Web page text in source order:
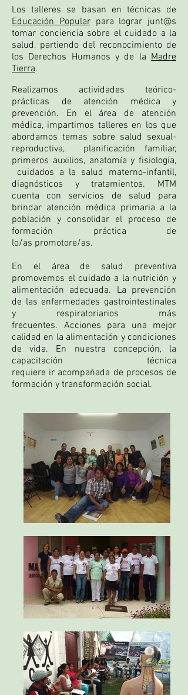
Los talleres se basan en técnicas de
Educación Popularpara lograr junt@s
tomar conciencia sobre el cuidado a la
salud, partiendo del reconocimiento de
los Derechos Humanos y de la Madre
Tierra.
Realizamos actividades teórico-
prácticas de atención médica y
prevención. En el área de atención
médica, impartimos talleres en los que
abordamos temas sobre salud sexual-
reproductiva, planificación familiar,
primeros auxilios, anatomía y fisiología,
cuidados a la salud materno-infantil,
diagnósticos y tratamientos. MTM
cuenta con servicios de salud para
brindar atención médica primaria a la
población y consolidar el proceso de
formación práctica de
lo/as promotore/as.
En el área de salud preventiva
promovemos el cuidado a la nutrición y
alimentación adecuada. La prevención
de las enfermedades gastrointestinales
y respiratoriarios más
frecuentes. Acciones para una mejor
calidad en la alimentación y condiciones
de vida. En nuestra concepción, la
capacitación técnica
requiere ir acompañada de procesos de
formación y transformación social.